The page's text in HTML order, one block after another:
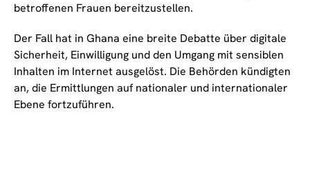
betroffenen Frauen bereitzustellen.
Der Fall hat in Ghana eine breite Debatte über digitale
Sicherheit, Einwilligung und den Umgang mit sensiblen
Inhalten im Internet ausgelöst. Die Behörden kündigten
an, die Ermittlungen auf nationaler und internationaler
Ebene fortzuführen.